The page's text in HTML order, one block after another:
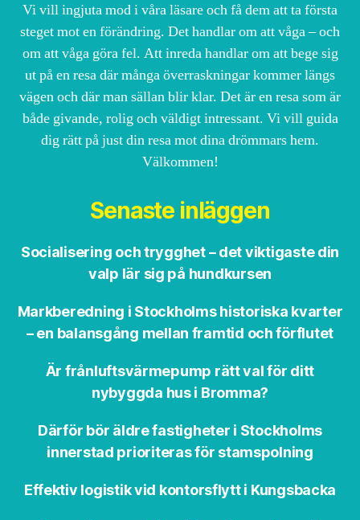
Vi vill ingjuta mod i våra läsare och få dem att ta första
steget mot en förändring. Det handlar om att våga – och
om att våga göra fel. Att inreda handlar om att bege sig
ut på en resa där många överraskningar kommer längs
vägen och där man sällan blir klar. Det är en resa som är
både givande, rolig och väldigt intressant. Vi vill guida
dig rätt på just din resa mot dina drömmars hem.
Välkommen!
Senaste inläggen
Socialisering och trygghet – det viktigaste din
valp lär sig på hundkursen
Markberedning i Stockholms historiska kvarter
– en balansgång mellan framtid och förflutet
Är frånluftsvärmepump rätt val för ditt
nybyggda hus i Bromma?
Därför bör äldre fastigheter i Stockholms
innerstad prioriteras för stamspolning
Effektiv logistik vid kontorsflytt i Kungsbacka